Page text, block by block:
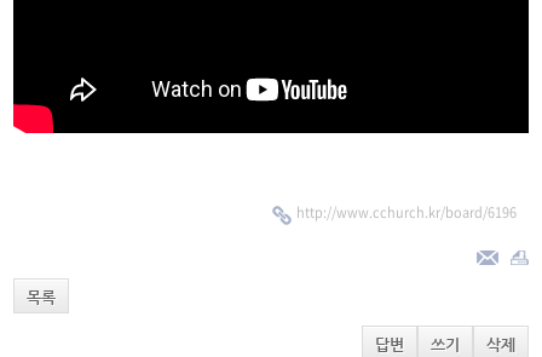
http://www.cchurch.kr/board/6196
목록
답변 쓰기 삭제